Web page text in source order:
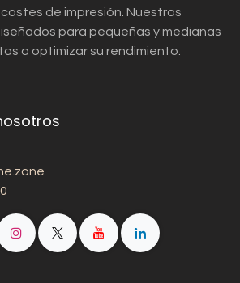
de impresión. Nuestros
para pequeñas y medianas
a optimizar su rendimiento.